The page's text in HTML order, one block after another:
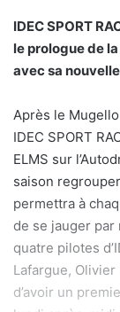
IDEC SPORT
le prologue de
avec sa
Après le
IDEC SPORT
ELMS sur
saison
permettra à
de se jauger
quatre pilotes
Lafargue, Olivier
d’avoir un